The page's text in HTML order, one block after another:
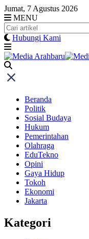
Skip
to
content
Jumat, 7 Agustus 2026
MENU
Hubungi Kami
Beranda
Politik
Sosial Budaya
Hukum
Pemerintahan
Olahraga
EduTekno
Opini
Gaya Hidup
Tokoh
Ekonomi
Jakarta
Kategori